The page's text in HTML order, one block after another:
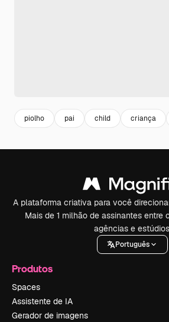
piolho pai child criança
A plataforma criativa para você
Mais de 1 milhão de assinantes entre
agências e
Português
Produtos
Spaces
Assistente de IA
Gerador de imagens